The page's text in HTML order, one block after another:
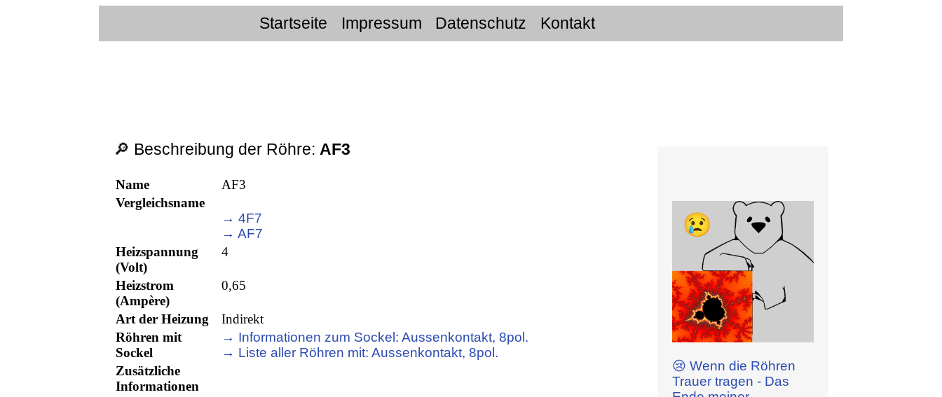
Startseite Impressum Datenschutz Kontakt
🔎 Beschreibung der Röhre: AF3
Name
AF3
Vergleichsname
→ 4F7
→ AF7
Heizspannung
(Volt)
4
Heizstrom
(Ampère)
0,65
Art der Heizung
Indirekt
Röhren mit
Sockel
→ Informationen zum Sockel: Aussenkontakt, 8pol.
→ Liste aller Röhren mit: Aussenkontakt, 8pol.
Zusätzliche
Informationen
😢 Wenn die Röhren
Trauer tragen - Das